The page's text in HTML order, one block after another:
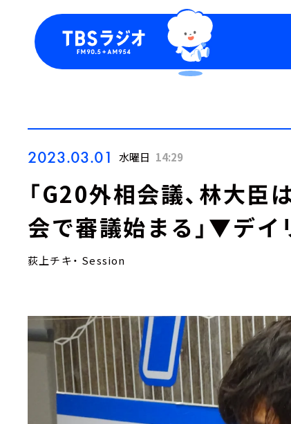
2023.03.01 水曜日 14:29
「G20外相会議、林大臣
会で審議始まる」▼デイ
荻上チキ・ Session